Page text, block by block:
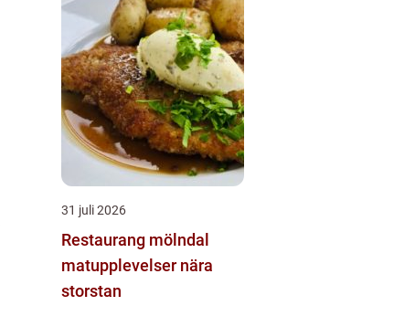
31 juli 2026
Restaurang mölndal
matupplevelser nära
storstan